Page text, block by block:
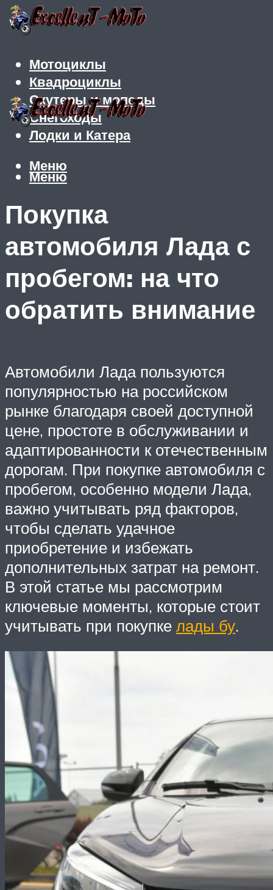
Мотоциклы
Квадроциклы
Скутеры и мопеды
Снегоходы
Лодки и Катера
Меню
Меню
Покупка
автомобиля Лада с
пробегом: на что
обратить внимание
Автомобили Лада пользуются
популярностью на российском
рынке благодаря своей доступной
цене, простоте в обслуживании и
адаптированности к отечественным
дорогам. При покупке автомобиля с
пробегом, особенно модели Лада,
важно учитывать ряд факторов,
чтобы сделать удачное
приобретение и избежать
дополнительных затрат на ремонт.
В этой статье мы рассмотрим
ключевые моменты, которые стоит
учитывать при покупке лады бу.